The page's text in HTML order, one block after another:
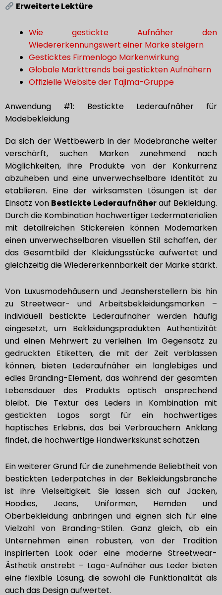
Erweiterte Lektüre
Wie gestickte Aufnäher den
Wiedererkennungswert einer Marke steigern
Gesticktes Firmenlogo Markenwirkung
Globale Markttrends bei gestickten Aufnähern
Offizielle Website der Tajima-Gruppe
Anwendung #1: Bestickte Lederaufnäher für
Modebekleidung
Da sich der Wettbewerb in der Modebranche weiter
verschärft, suchen Marken zunehmend nach
Möglichkeiten, ihre Produkte von der Konkurrenz
abzuheben und eine unverwechselbare Identität zu
etablieren. Eine der wirksamsten Lösungen ist der
Einsatz von Bestickte Lederaufnäherauf Bekleidung.
Durch die Kombination hochwertiger Ledermaterialien
mit detailreichen Stickereien können Modemarken
einen unverwechselbaren visuellen Stil schaffen, der
das Gesamtbild der Kleidungsstücke aufwertet und
gleichzeitig die Wiedererkennbarkeit der Marke stärkt.
Von Luxusmodehäusern und Jeansherstellern bis hin
zu Streetwear- und Arbeitsbekleidungsmarken –
individuell bestickte Lederaufnäher werden häufig
eingesetzt, um Bekleidungsprodukten Authentizität
und einen Mehrwert zu verleihen. Im Gegensatz zu
gedruckten Etiketten, die mit der Zeit verblassen
können, bieten Lederaufnäher ein langlebiges und
edles Branding-Element, das während der gesamten
Lebensdauer des Produkts optisch ansprechend
bleibt. Die Textur des Leders in Kombination mit
gestickten Logos sorgt für ein hochwertiges
haptisches Erlebnis, das bei Verbrauchern Anklang
findet, die hochwertige Handwerkskunst schätzen.
Ein weiterer Grund für die zunehmende Beliebtheit von
bestickten Lederpatches in der Bekleidungsbranche
ist ihre Vielseitigkeit. Sie lassen sich auf Jacken,
Hoodies, Jeans, Uniformen, Hemden und
Oberbekleidung anbringen und eignen sich für eine
Vielzahl von Branding-Stilen. Ganz gleich, ob ein
Unternehmen einen robusten, von der Tradition
inspirierten Look oder eine moderne Streetwear-
Ästhetik anstrebt – Logo-Aufnäher aus Leder bieten
eine flexible Lösung, die sowohl die Funktionalität als
auch das Design aufwertet.